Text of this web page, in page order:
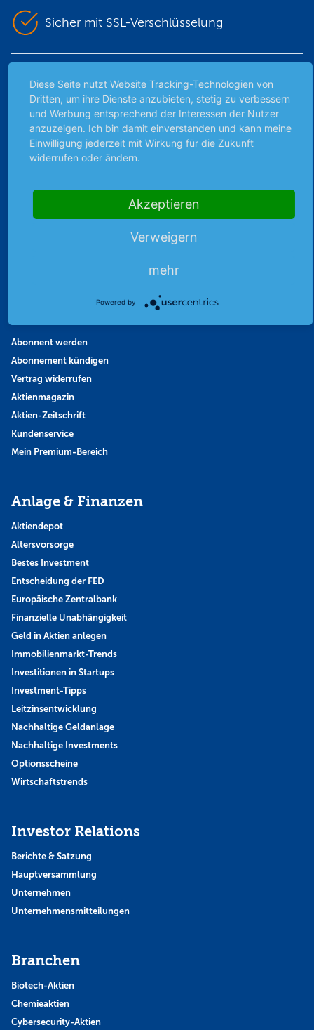
Sicher mit SSL-Verschlüsselung
Highlights
Archiv
Börsenbericht
Börsengerüchte
Börsengespräche
Favoriten
Abonnent werden
Abonnement kündigen
Vertrag widerrufen
Aktienmagazin
Aktien-Zeitschrift
Kundenservice
Mein Premium-Bereich
Anlage & Finanzen
Aktiendepot
Altersvorsorge
Bestes Investment
Entscheidung der FED
Europäische Zentralbank
Finanzielle Unabhängigkeit
Geld in Aktien anlegen
Immobilienmarkt-Trends
Investitionen in Startups
Investment-Tipps
Leitzinsentwicklung
Nachhaltige Geldanlage
Nachhaltige Investments
Optionsscheine
Wirtschaftstrends
Investor Relations
Berichte & Satzung
Hauptversammlung
Unternehmen
Unternehmensmitteilungen
Branchen
Biotech-Aktien
Chemieaktien
Cybersecurity-Aktien
Diese Seite nutzt Website Tracking-Technologien von
Dritten, um ihre Dienste anzubieten, stetig zu verbessern
und Werbung entsprechend der Interessen der Nutzer
anzuzeigen. Ich bin damit einverstanden und kann meine
Einwilligung jederzeit mit Wirkung für die Zukunft
widerrufen oder ändern.
Akzeptieren
Verweigern
mehr
Powered by